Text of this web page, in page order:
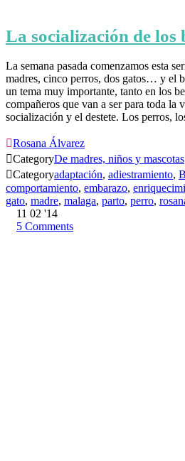
La socialización de los
La semana pasada comenzamos esta
madres, cinco perros, dos gatos… y el
un tema muy importante, tanto en los
compañeros que van a ser para toda la
socialización y el destete. Los perros,
Rosana Álvarez
CategoryDe madres, niños y mascotas
Categoryadaptación, adiestramiento,
comportamiento, embarazo,
gato, madre, malaga, parto, perro,
11 02 '14
5 Comments